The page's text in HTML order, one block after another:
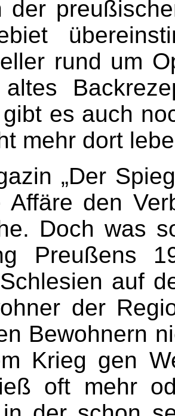
der
rund um
es auch
mehr dort
„Der
Affäre den
Doch was
Preußens
auf
der
Bewohnern
Krieg gen
oft mehr